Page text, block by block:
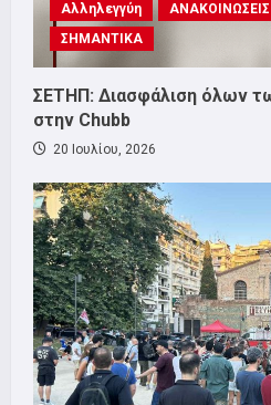
Αλληλεγγύη ΑΝΑΚΟΙΝΩΣΕΙΣ
ΣΗΜΑΝΤΙΚΑ
ΣΕΤΗΠ: Διασφάλιση όλων
στην Chubb
20 Ιουλίου, 2026